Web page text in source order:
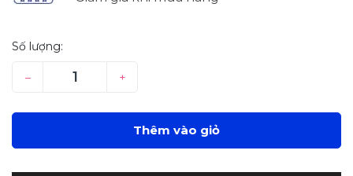
Số lượng:
– +
Thêm vào giỏ